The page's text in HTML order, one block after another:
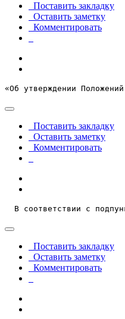
Поставить закладку
Оставить заметку
Комментировать
«Об утверждении
Поставить закладку
Оставить заметку
Комментировать
В соответствии с
Поставить закладку
Оставить заметку
Комментировать